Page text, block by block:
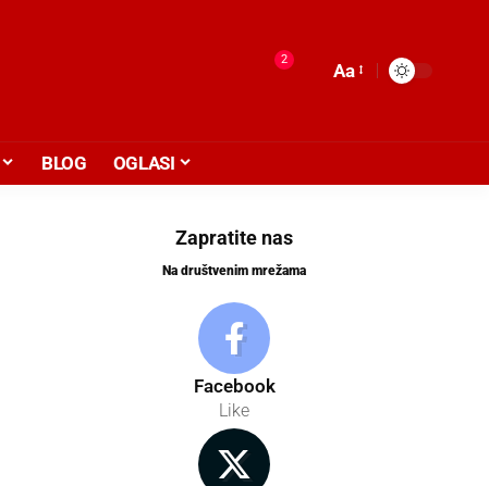
2
Aa
BLOG OGLASI
Zapratite nas
Na društvenim mrežama
Facebook
Like